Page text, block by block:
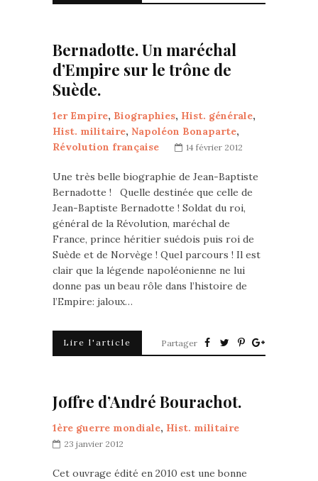
Bernadotte. Un maréchal
d’Empire sur le trône de
Suède.
1er Empire, Biographies, Hist. générale,
Hist. militaire, Napoléon Bonaparte,
Révolution française
14 février 2012
Une très belle biographie de Jean-Baptiste
Bernadotte ! Quelle destinée que celle de
Jean-Baptiste Bernadotte ! Soldat du roi,
général de la Révolution, maréchal de
France, prince héritier suédois puis roi de
Suède et de Norvège ! Quel parcours ! Il est
clair que la légende napoléonienne ne lui
donne pas un beau rôle dans l’histoire de
l’Empire: jaloux…
Lire l'article Partager
Joffre d’André Bourachot.
1ère guerre mondiale, Hist. militaire
23 janvier 2012
Cet ouvrage édité en 2010 est une bonne